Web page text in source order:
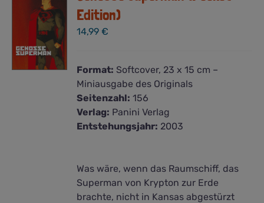
Edition)
14,99€
Format: Softcover, 23 x 15 cm –
Miniausgabe des Originals
Seitenzahl: 156
Verlag: Panini Verlag
Entstehungsjahr: 2003
Was wäre, wenn das Raumschiff, das
Superman von Krypton zur Erde
brachte, nicht in Kansas abgestürzt